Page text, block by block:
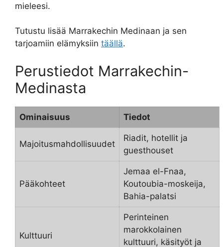
mieleesi.
Tutustu lisää Marrakechin Medinaan ja sen
tarjoamiin elämyksiin täällä.
Perustiedot Marrakechin-
Medinasta
Ominaisuus Tiedot
Majoitusmahdollisuudet
Riadit, hotellit ja
guesthouset
Pääkohteet
Jemaa el-Fnaa,
Koutoubia-moskeija,
Bahia-palatsi
Kulttuuri
Perinteinen
marokkolainen
kulttuuri, käsityöt ja